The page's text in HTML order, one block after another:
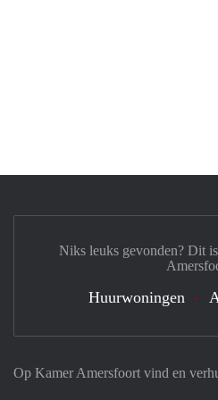
Op Kamer Amersfoort vind en
Niks leuks gevonden? Dit
Huurwoningen